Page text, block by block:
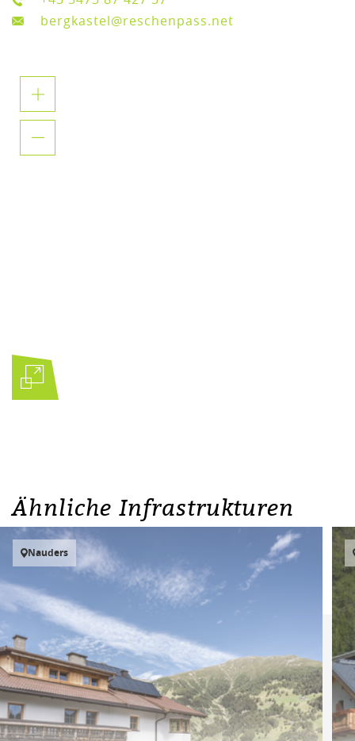
bergkastel@reschenpass.net
Ähnliche Infrastrukturen
Nauders